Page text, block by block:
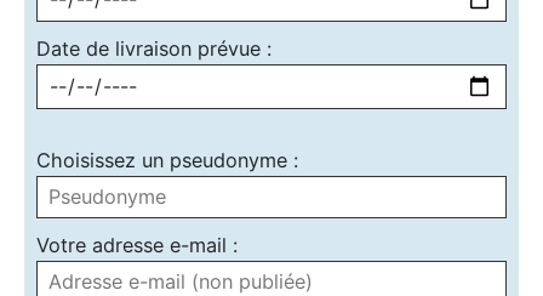
Date de livraison prévue :
Choisissez un pseudonyme :
Votre adresse e-mail :